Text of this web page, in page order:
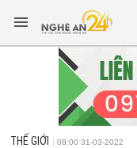
THẾ GIỚI 08:00 31-03-2022